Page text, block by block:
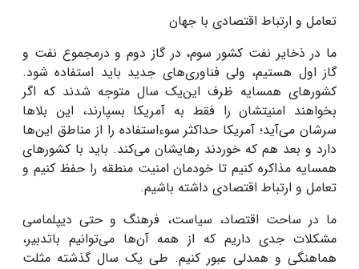
تعامل و ارتباط اقتصادی با جهان
ما در ذخایر نفت کشور سوم، در گاز دوم و درمجموع نفت و
گاز اول هستیم، ولی فناوری‌های جدید باید استفاده شود.
کشورهای همسایه ظرف این‌یک سال متوجه شدند که اگر
بخواهند امنیتشان را فقط به آمریکا بسپارند، این بلاها
سرشان می‌آید؛ آمریکا حداکثر سوءاستفاده را از مناطق این‌ها
دارد و بعد هم که خوردند رهایشان می‌کند. باید با کشورهای
همسایه مذاکره کنیم تا خودمان امنیت منطقه را حفظ کنیم و
تعامل و ارتباط اقتصادی داشته باشیم.
ما در ساحت اقتصاد، سیاست، فرهنگ و حتی دیپلماسی
مشکلات جدی داریم که از همه آن‌ها می‌توانیم باتدبیر،
هماهنگی و همدلی عبور کنیم. طی یک سال گذشته مثلت